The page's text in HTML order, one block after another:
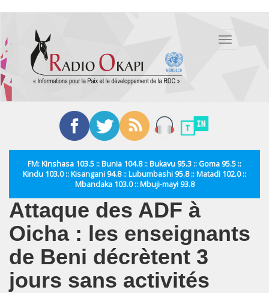
contenu
principal
Toggle
FM: Kinshasa 103.5 :: Bunia 104.8 :: Bukavu 95.3 :: Goma 95.5 ::
Kindu 103.0 :: Kisangani 94.8 :: Lubumbashi 95.8 :: Matadi 102.0 ::
Mbandaka 103.0 :: Mbuji-mayi 93.8
Attaque des ADF à
Oicha : les enseignants
de Beni décrètent 3
jours sans activités